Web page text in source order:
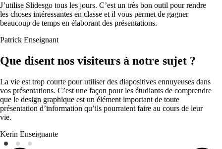
J’utilise Slidesgo tous les jours. C’est un très bon outil pour rendre
les choses intéressantes en classe et il vous permet de gagner
beaucoup de temps en élaborant des présentations.
Patrick Enseignant
Que disent nos visiteurs à notre sujet ?
La vie est trop courte pour utiliser des diapositives ennuyeuses dans
vos présentations. C’est une façon pour les étudiants de comprendre
que le design graphique est un élément important de toute
présentation d’information qu’ils pourraient faire au cours de leur
vie.
Kerin Enseignante